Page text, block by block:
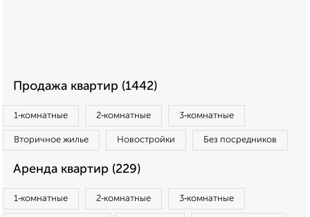
Продажа квартир (1442)
1‑комнатные 2‑комнатные 3‑комнатные
Вторичное жилье Новостройки Без посредников
Аренда квартир (229)
1‑комнатные 2‑комнатные 3‑комнатные